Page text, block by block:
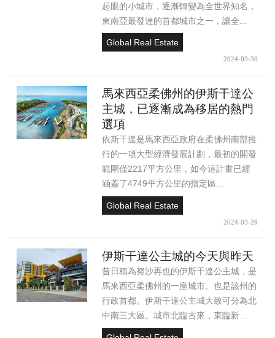
起眼的小城市，逐漸轉變為全世界知名，
東南亞最發達的首都城市之一，讓全...
Global Real Estate
2024-03-30
馬來西亞柔佛州的伊斯干達公
主城，已逐漸成為移居的熱門
選項
依斯干達是馬來西亞政府在柔佛州南部推
行的一項大型經濟發展計劃，最初的開發
範圍僅2217平方公里，如今這計畫已經
涵蓋了4749平方公里的指定區...
Global Real Estate
2024-03-29
伊斯干達公主城的今天與昨天
昔日稱為努沙再也的伊斯干達公主城，是
馬來西亞柔佛州的一座城市。也是該州的
行政首都。伊斯干達公主城大致可分為北
中南三大區。城市北臨古來，東臨新...